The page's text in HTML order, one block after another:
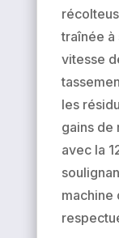
traînée à
vitesse
les
gains de
avec la
machine